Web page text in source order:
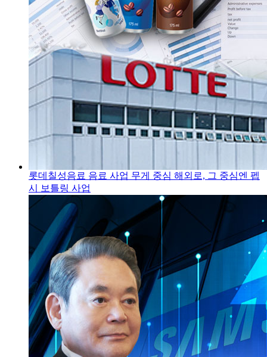
롯데칠성음료 음료 사업 무게 중심 해외로, 그 중심엔 펩
시 보틀링 사업